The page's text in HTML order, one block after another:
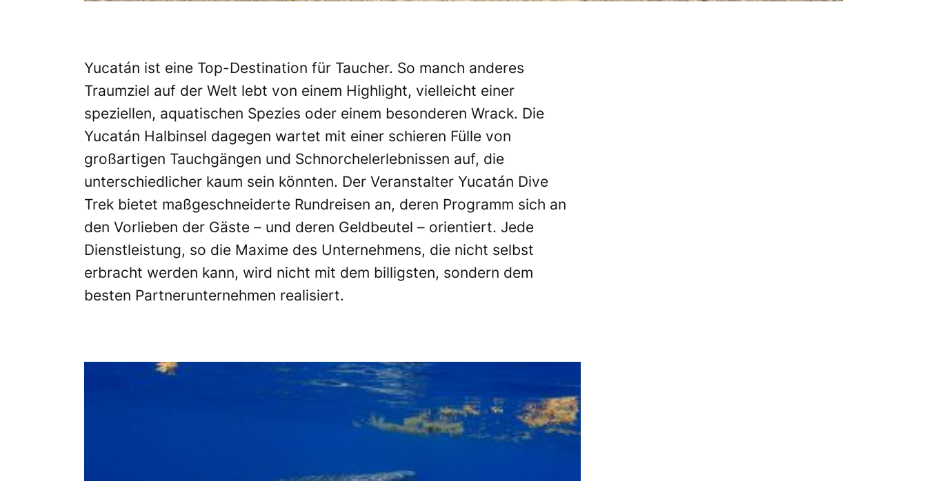
Yucatán ist eine Top-Destination für Taucher. So manch anderes
Traumziel auf der Welt lebt von einem Highlight, vielleicht einer
speziellen, aquatischen Spezies oder einem besonderen Wrack. Die
Yucatán Halbinsel dagegen wartet mit einer schieren Fülle von
großartigen Tauchgängen und Schnorchelerlebnissen auf, die
unterschiedlicher kaum sein könnten. Der Veranstalter Yucatán Dive
Trek bietet maßgeschneiderte Rundreisen an, deren Programm sich an
den Vorlieben der Gäste – und deren Geldbeutel – orientiert. Jede
Dienstleistung, so die Maxime des Unternehmens, die nicht selbst
erbracht werden kann, wird nicht mit dem billigsten, sondern dem
besten Partnerunternehmen realisiert.